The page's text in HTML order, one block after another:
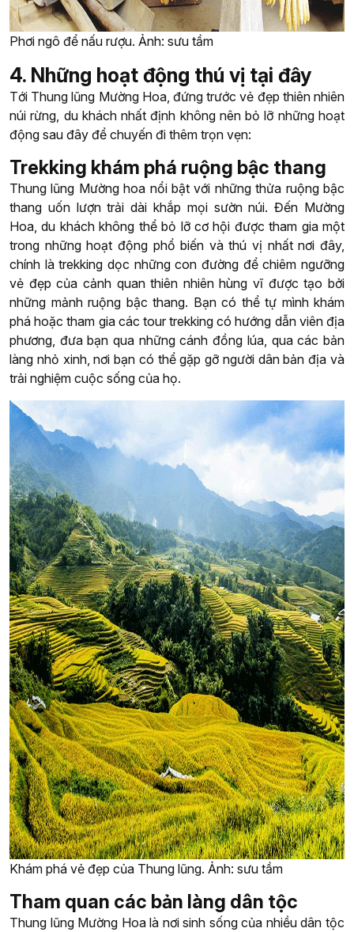
Phơi ngô để nấu rượu. Ảnh: sưu tầm
4. Những hoạt động thú vị tại đây
Tới Thung lũng Mường Hoa, đứng trước vẻ đẹp thiên nhiên
núi rừng, du khách nhất định không nên bỏ lỡ những hoạt
động sau đây để chuyến đi thêm trọn vẹn:
Trekking khám phá ruộng bậc thang
Thung lũng Mường hoa nổi bật với những thửa ruộng bậc
thang uốn lượn trải dài khắp mọi sườn núi. Đến Mường
Hoa, du khách không thể bỏ lỡ cơ hội được tham gia một
trong những hoạt động phổ biến và thú vị nhất nơi đây,
chính là trekking dọc những con đường để chiêm ngưỡng
vẻ đẹp của cảnh quan thiên nhiên hùng vĩ được tạo bởi
những mảnh ruộng bậc thang. Bạn có thể tự mình khám
phá hoặc tham gia các tour trekking có hướng dẫn viên địa
phương, đưa bạn qua những cánh đồng lúa, qua các bản
làng nhỏ xinh, nơi bạn có thể gặp gỡ người dân bản địa và
trải nghiệm cuộc sống của họ.
Khám phá vẻ đẹp của Thung lũng. Ảnh: sưu tầm
Tham quan các bản làng dân tộc
Thung lũng Mường Hoa là nơi sinh sống của nhiều dân tộc